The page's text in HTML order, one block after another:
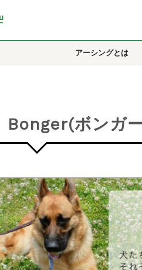
アーシングとは
Bonger(ボンガ